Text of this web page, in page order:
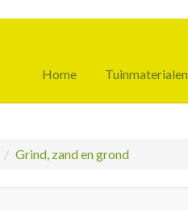
Home Tuinmaterialen
Grind, zand en grond